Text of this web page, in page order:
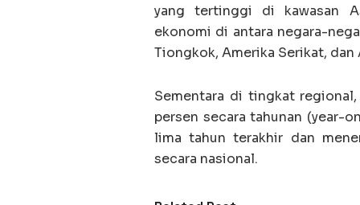
yang tertinggi di kawasan
ekonomi di antara negara-
Tiongkok, Amerika Serikat, dan
Sementara di tingkat
persen secara tahunan (year-
lima tahun terakhir dan
secara nasional.